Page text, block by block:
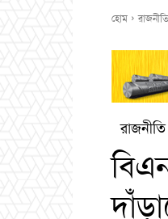
হোম রাজনীতি
রাজনীতি